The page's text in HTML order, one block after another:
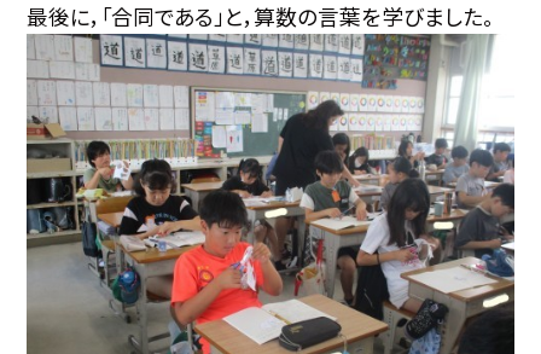
最後に，「合同である」と，算数の言葉を学びました。